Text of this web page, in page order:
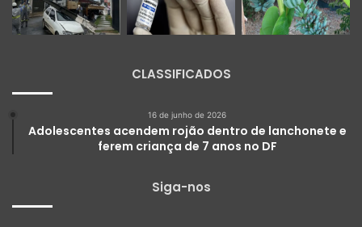
CLASSIFICADOS
16 de junho de 2026
Adolescentes acendem rojão dentro de lanchonete e
ferem criança de 7 anos no DF
Siga-nos